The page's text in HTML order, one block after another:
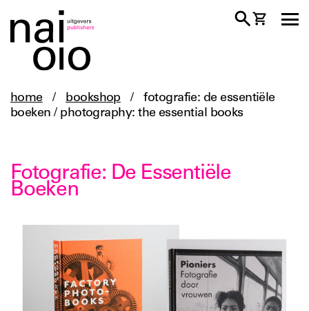
home / bookshop /
fotografie: de essentiële
boeken / photography: the essential books
Fotografie: De Essentiële
Boeken